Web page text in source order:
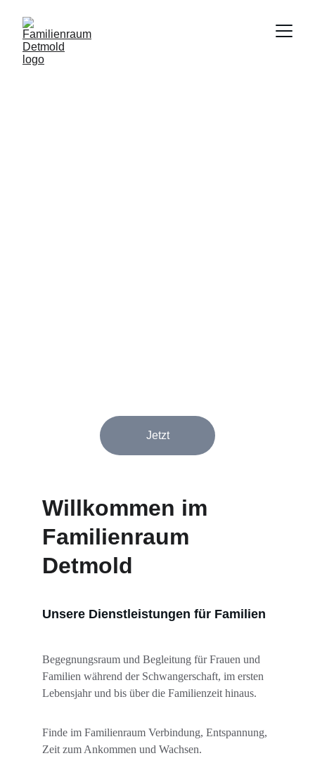
Jetzt
Willkommen im
Familienraum
Detmold
Begegnungsraum und Begleitung für Frauen und
Familien während der Schwangerschaft, im ersten
Lebensjahr und bis über die Familienzeit hinaus.
Finde im Familienraum Verbindung, Entspannung,
Zeit zum Ankommen und Wachsen.
Unsere Dienstleistungen für Familien